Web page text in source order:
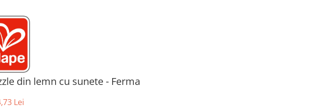
din lemn cu sunete - Ferma
Lei